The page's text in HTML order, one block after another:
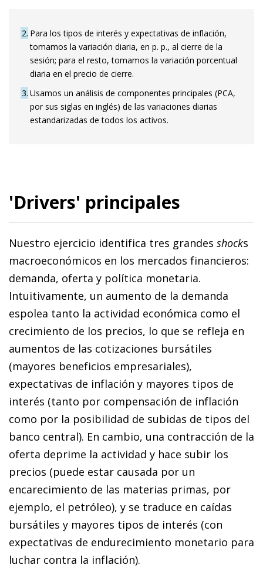
2 Para los tipos de interés y expectativas de inflación,
tomamos la variación diaria, en p. p., al cierre de la
sesión; para el resto, tomamos la variación porcentual
diaria en el precio de cierre.
3 Usamos un análisis de componentes principales (PCA,
por sus siglas en inglés) de las variaciones diarias
estandarizadas de todos los activos.
'Drivers' principales
Nuestro ejercicio identifica tres grandes shocks
macroeconómicos en los mercados financieros:
demanda, oferta y política monetaria.
Intuitivamente, un aumento de la demanda
espolea tanto la actividad económica como el
crecimiento de los precios, lo que se refleja en
aumentos de las cotizaciones bursátiles
(mayores beneficios empresariales),
expectativas de inflación y mayores tipos de
interés (tanto por compensación de inflación
como por la posibilidad de subidas de tipos del
banco central). En cambio, una contracción de la
oferta deprime la actividad y hace subir los
precios (puede estar causada por un
encarecimiento de las materias primas, por
ejemplo, el petróleo), y se traduce en caídas
bursátiles y mayores tipos de interés (con
expectativas de endurecimiento monetario para
luchar contra la inflación).